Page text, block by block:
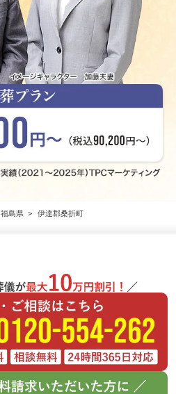
福島県 伊達郡桑折町